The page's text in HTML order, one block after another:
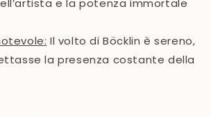
e la potenza immortale
: Il volto di Böcklin è sereno,
la presenza costante della